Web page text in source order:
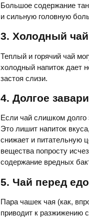
Большое содержание
и сильную головную
3. Холодный чай
Теплый и горячий чай
холодный напиток дает
застоя слизи.
4. Долгое
Если чай слишком долго
Это лишит напиток
снижает и питательную
вещества попросту
содержание вредных
5. Чай перед
Пара чашек чая (как,
приводит к разжижению